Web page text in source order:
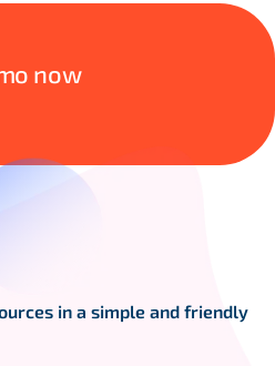
now
in a simple and friendly